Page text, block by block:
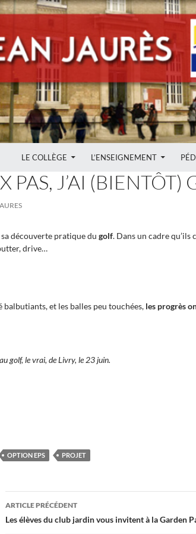
LE COLLÈGE L’ENSEIGNEMENT
PROJET,SORTIE
PAS, J’AI (BIENTÔT)
sa découverte pratique du golf. Dans un cadre qu’ils
drive…
balbutiants, et les balles peu touchées, les progrès
golf, le vrai, de Livry, le 23 juin.
OPTION EPS PROJET
Navigation
des
ARTICLE PRÉCÉDENT
Les élèves du club jardin vous invitent à la Garden